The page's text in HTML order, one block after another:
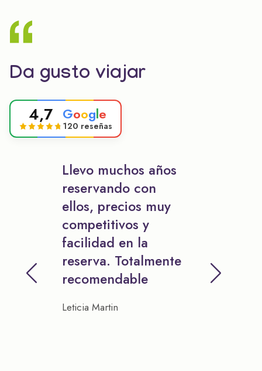
Da gusto viajar
4,7 Google
120 reseñas
Llevo muchos años
reservando con
ellos, precios muy
competitivos y
facilidad en la
reserva. Totalmente
recomendable
Leticia Martin